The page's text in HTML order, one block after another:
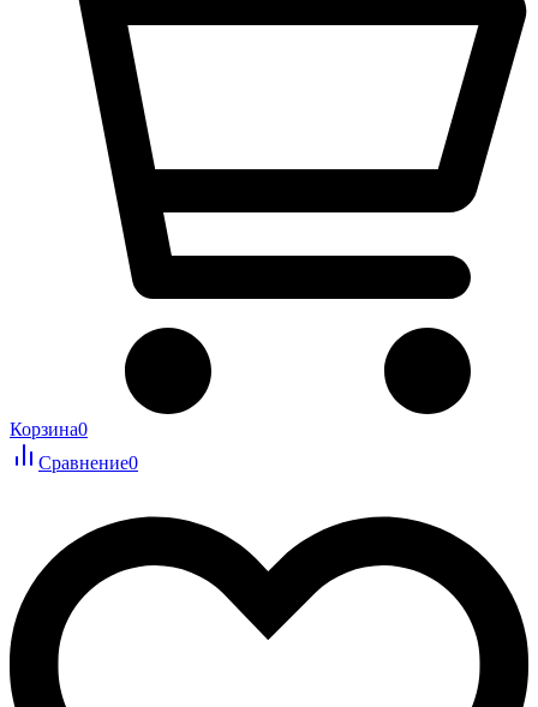
Корзина0
Сравнение0